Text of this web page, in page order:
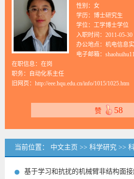
性别：女
学历：博士研究生
学位：工学博士学位
入职时间：2011-05-30
办公地点：机电信息
电子邮箱：
在职信息：在岗
职务：自动化系主任
旧网页： http://eee.hqu.edu.cn/info/1015/1025.htm
赞 58
当前位置： 中文主页 >> 科学研究 >>
基于学习和抗扰的机械臂非结构面